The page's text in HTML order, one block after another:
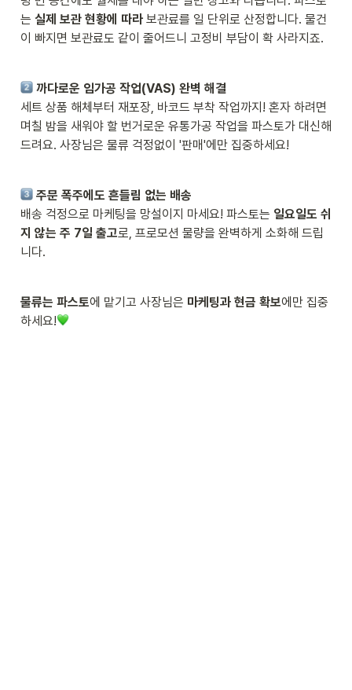
는 실제 보관 현황에 따라 보관료를 일 단위로 산정합니다. 물건
이 빠지면 보관료도 같이 줄어드니 고정비 부담이 확 사라지죠.
까다로운 임가공 작업(VAS) 완벽 해결
세트 상품 해체부터 재포장, 바코드 부착 작업까지! 혼자 하려면
며칠 밤을 새워야 할 번거로운 유통가공 작업을 파스토가 대신해
드려요. 사장님은 물류 걱정없이 '판매'에만 집중하세요!
주문 폭주에도 흔들림 없는 배송
배송 걱정으로 마케팅을 망설이지 마세요! 파스토는 일요일도 쉬
지 않는 주 7일 출고로, 프로모션 물량을 완벽하게 소화해 드립
니다.
물류는 파스토에 맡기고 사장님은 마케팅과 현금 확보에만 집중
하세요!